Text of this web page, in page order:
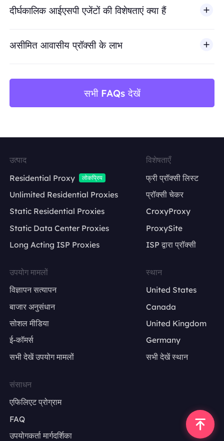
BestProxy धोखाधड़ी, स्पैम, नकली एंगेजमेंट, क्रेडेंशियल दुरुपयोग,
दीर्घकालिक आईएसपी एजेंटों की विशेषताएं क्या हैं
असीमित आवासीय प्रॉक्सी के लाभ
सभी FAQs देखें
उत्पाद
Residential Proxy
लोकप्रिय
Unlimited Residential Proxies
Static Residential Proxies
Static Data Center Proxies
Long Acting ISP Proxies
विशेषताएँ
फ्री प्रॉक्सी लिस्ट
प्रॉक्सी चेकर
CroxyProxy
ProxySite
ISP द्वारा प्रॉक्सी
उपयोग मामलों
विज्ञापन सत्यापन
बाजार अनुसंधान
सोशल मीडिया
ई-कॉमर्स
सभी देखें उपयोग मामलों
स्थान
United States
Canada
United Kingdom
Germany
सभी देखें स्थान
संसाधन
एफिलिएट प्रोग्राम
FAQ
उपयोगकर्ता मार्गदर्शिका